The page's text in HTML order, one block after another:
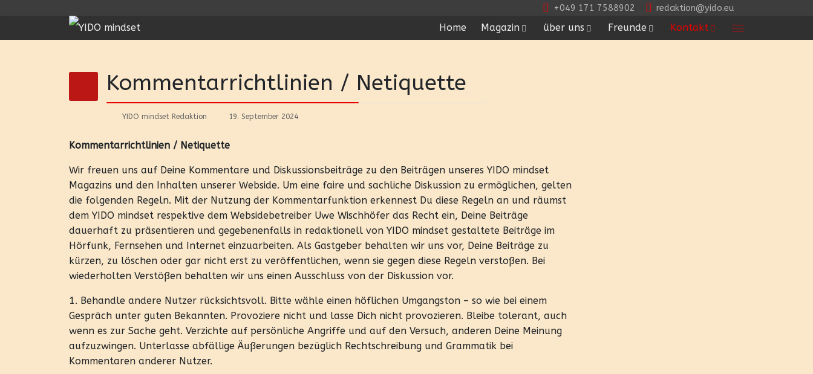
+049 171 7588902 redaktion@yido.eu
Home Magazin über uns Freunde Kontakt
Kommentarrichtlinien / Netiquette
YIDO mindset Redaktion 19. September 2024
Kommentarrichtlinien / Netiquette
Wir freuen uns auf Deine Kommentare und Diskussionsbeiträge zu den Beiträgen unseres YIDO mindset
Magazins und den Inhalten unserer Webside. Um eine faire und sachliche Diskussion zu ermöglichen, gelten
die folgenden Regeln. Mit der Nutzung der Kommentarfunktion erkennest Du diese Regeln an und räumst
dem YIDO mindset respektive dem Websidebetreiber Uwe Wischhöfer das Recht ein, Deine Beiträge
dauerhaft zu präsentieren und gegebenenfalls in redaktionell von YIDO mindset gestaltete Beiträge im
Hörfunk, Fernsehen und Internet einzuarbeiten. Als Gastgeber behalten wir uns vor, Deine Beiträge zu
kürzen, zu löschen oder gar nicht erst zu veröffentlichen, wenn sie gegen diese Regeln verstoßen. Bei
wiederholten Verstößen behalten wir uns einen Ausschluss von der Diskussion vor.
1. Behandle andere Nutzer rücksichtsvoll. Bitte wähle einen höflichen Umgangston – so wie bei einem
Gespräch unter guten Bekannten. Provoziere nicht und lasse Dich nicht provozieren. Bleibe tolerant, auch
wenn es zur Sache geht. Verzichte auf persönliche Angriffe und auf den Versuch, anderen Deine Meinung
aufzuzwingen. Unterlasse abfällige Äußerungen bezüglich Rechtschreibung und Grammatik bei
Kommentaren anderer Nutzer.